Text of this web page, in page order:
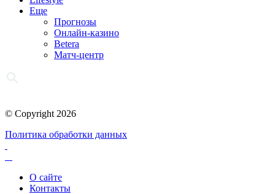
Еще
Прогнозы
Онлайн-казино
Betera
Матч-центр
© Copyright 2026
Политика обработки данных
О сайте
Контакты